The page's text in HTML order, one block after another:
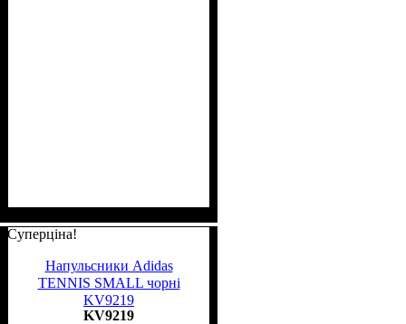
Суперціна!
Напульсники Adidas
TENNIS SMALL чорні
KV9219
KV9219